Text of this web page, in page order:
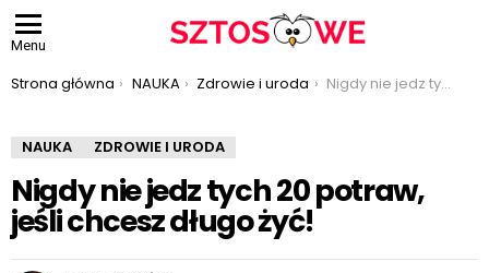
Menu
Jesteś tutaj:
Strona główna NAUKA Zdrowie i uroda Nigdy nie jedz tych 20 potraw, jeśli chcesz długo żyć!
NAUKA ZDROWIE I URODA
Nigdy nie jedz tych 20 potraw,
jeśli chcesz długo żyć!